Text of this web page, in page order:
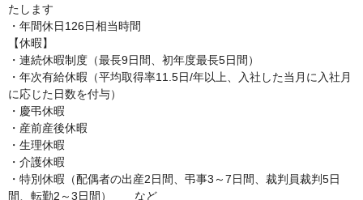
たします
・年間休日126日相当時間
【休暇】
・連続休暇制度（最長9日間、初年度最長5日間）
・年次有給休暇（平均取得率11.5日/年以上、入社した当月に入社月
に応じた日数を付与）
・慶弔休暇
・産前産後休暇
・生理休暇
・介護休暇
・特別休暇（配偶者の出産2日間、弔事3～7日間、裁判員裁判5日
間、転勤2～3日間）　　など